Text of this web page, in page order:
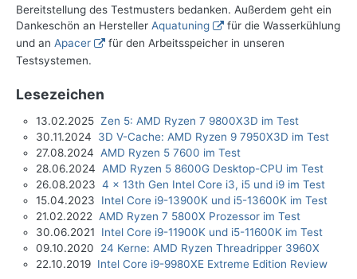
Bereitstellung des Testmusters bedanken. Außerdem geht ein
Dankeschön an Hersteller Aquatuning
für die Wasserkühlung
und an Apacer
für den Arbeitsspeicher in unseren
Testsystemen.
Lesezeichen
13.02.2025 Zen 5: AMD Ryzen 7 9800X3D im Test
30.11.2024 3D V-Cache: AMD Ryzen 9 7950X3D im Test
27.08.2024 AMD Ryzen 5 7600 im Test
28.06.2024 AMD Ryzen 5 8600G Desktop-CPU im Test
26.08.2023 4 x 13th Gen Intel Core i3, i5 und i9 im Test
15.04.2023 Intel Core i9-13900K und i5-13600K im Test
21.02.2022 AMD Ryzen 7 5800X Prozessor im Test
30.06.2021 Intel Core i9-11900K und i5-11600K im Test
09.10.2020 24 Kerne: AMD Ryzen Threadripper 3960X
22.10.2019 Intel Core i9-9980XE Extreme Edition Review